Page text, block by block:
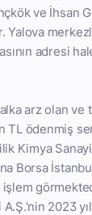
ve İhsan
Yalova
adresi
arz olan
TL ödenmiş
Kimya
Borsa
2023